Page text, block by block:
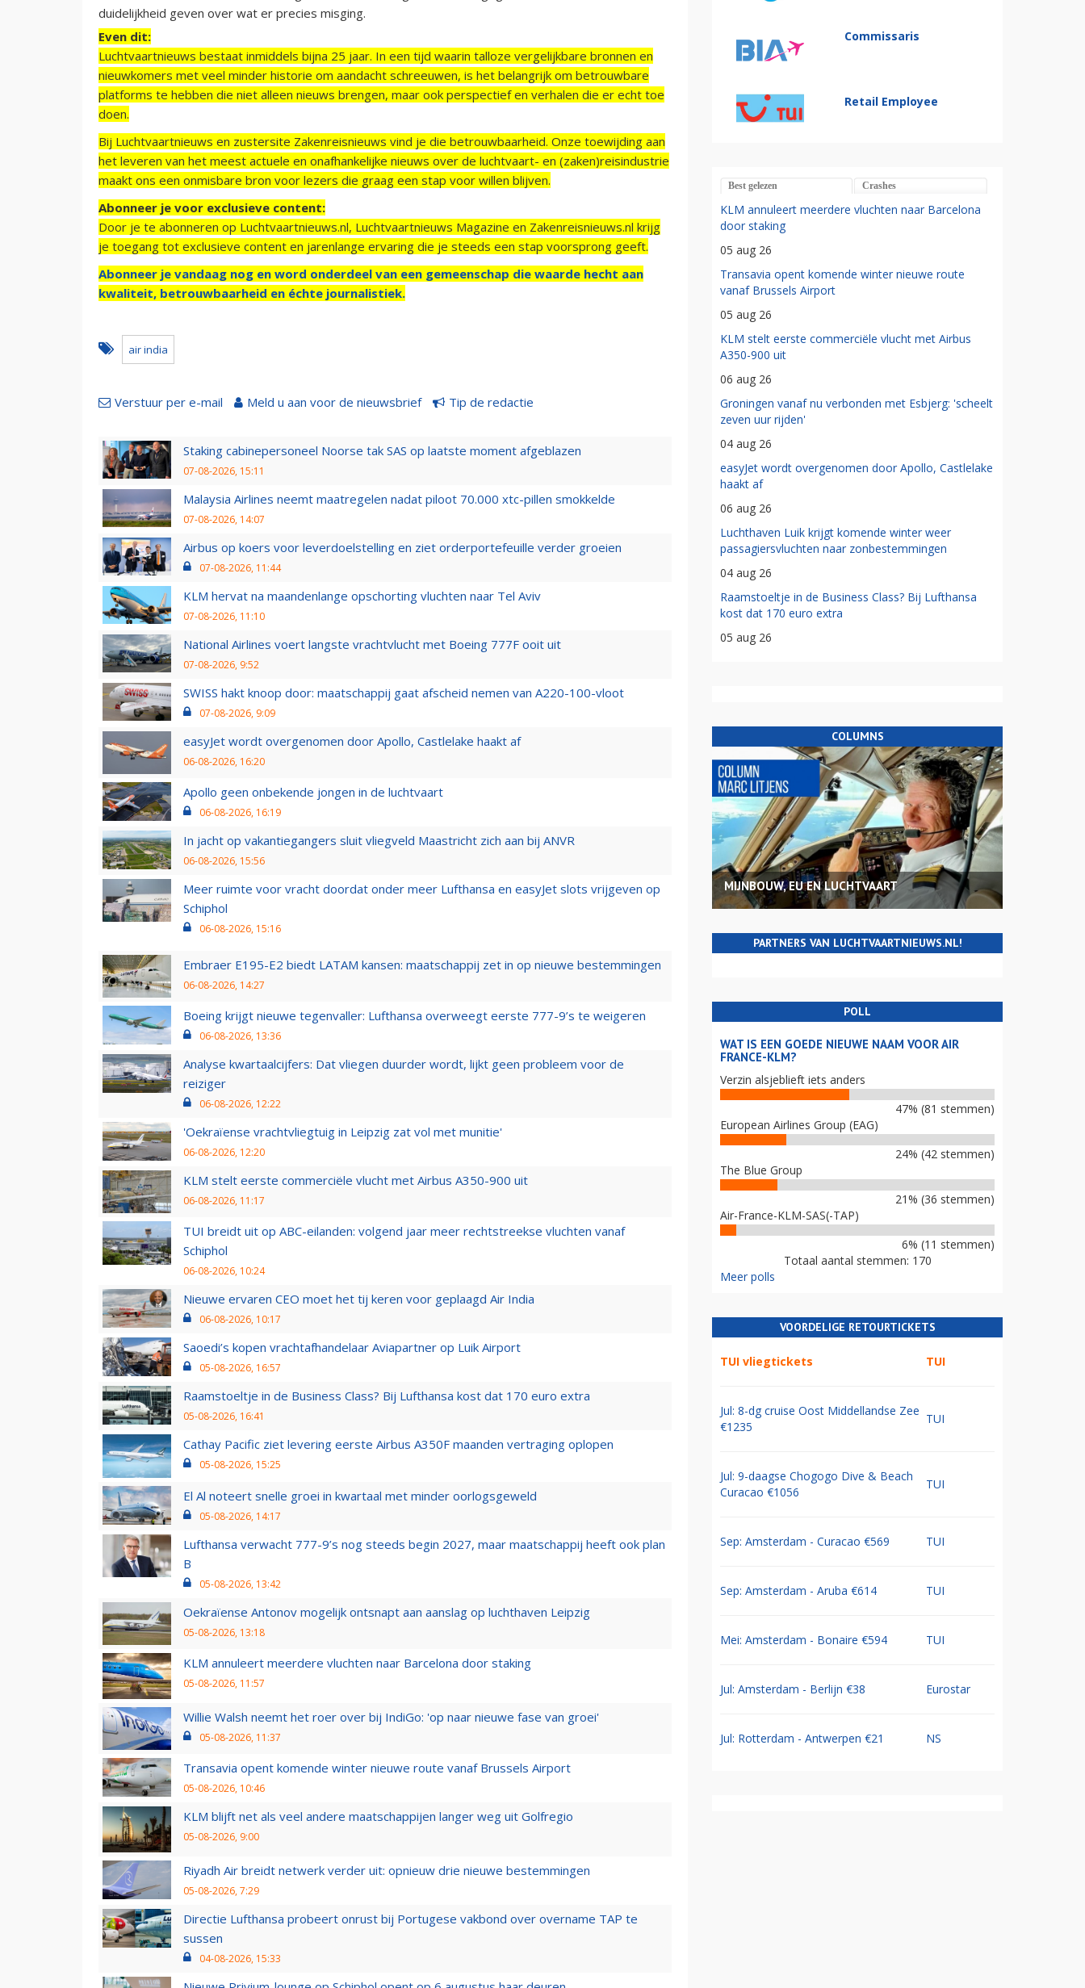
duidelijkheid geven over wat er precies misging.
Even dit:
Luchtvaartnieuws bestaat inmiddels bijna 25 jaar. In een tijd waarin talloze vergelijkbare bronnen en
nieuwkomers met veel minder historie om aandacht schreeuwen, is het belangrijk om betrouwbare
platforms te hebben die niet alleen nieuws brengen, maar ook perspectief en verhalen die er echt toe
doen.
Bij Luchtvaartnieuws en zustersite Zakenreisnieuws vind je die betrouwbaarheid. Onze toewijding aan
het leveren van het meest actuele en onafhankelijke nieuws over de luchtvaart- en (zaken)reisindustrie
maakt ons een onmisbare bron voor lezers die graag een stap voor willen blijven.
Abonneer je voor exclusieve content:
Door je te abonneren op Luchtvaartnieuws.nl, Luchtvaartnieuws Magazine en Zakenreisnieuws.nl krijg
je toegang tot exclusieve content en jarenlange ervaring die je steeds een stap voorsprong geeft.
Abonneer je vandaag nog en word onderdeel van een gemeenschap die waarde hecht aan
kwaliteit, betrouwbaarheid en échte journalistiek.
air india
Verstuur per e-mail Meld u aan voor de nieuwsbrief Tip de redactie
Staking cabinepersoneel Noorse tak SAS op laatste moment afgeblazen
07-08-2026, 15:11
Malaysia Airlines neemt maatregelen nadat piloot 70.000 xtc-pillen smokkelde
07-08-2026, 14:07
Airbus op koers voor leverdoelstelling en ziet orderportefeuille verder groeien
07-08-2026, 11:44
KLM hervat na maandenlange opschorting vluchten naar Tel Aviv
07-08-2026, 11:10
National Airlines voert langste vrachtvlucht met Boeing 777F ooit uit
07-08-2026, 9:52
SWISS hakt knoop door: maatschappij gaat afscheid nemen van A220-100-vloot
07-08-2026, 9:09
easyJet wordt overgenomen door Apollo, Castlelake haakt af
06-08-2026, 16:20
Apollo geen onbekende jongen in de luchtvaart
06-08-2026, 16:19
In jacht op vakantiegangers sluit vliegveld Maastricht zich aan bij ANVR
06-08-2026, 15:56
Meer ruimte voor vracht doordat onder meer Lufthansa en easyJet slots vrijgeven op
Schiphol
06-08-2026, 15:16
Embraer E195-E2 biedt LATAM kansen: maatschappij zet in op nieuwe bestemmingen
06-08-2026, 14:27
Boeing krijgt nieuwe tegenvaller: Lufthansa overweegt eerste 777-9’s te weigeren
06-08-2026, 13:36
Analyse kwartaalcijfers: Dat vliegen duurder wordt, lijkt geen probleem voor de
reiziger
06-08-2026, 12:22
'Oekraïense vrachtvliegtuig in Leipzig zat vol met munitie'
06-08-2026, 12:20
KLM stelt eerste commerciële vlucht met Airbus A350-900 uit
06-08-2026, 11:17
TUI breidt uit op ABC-eilanden: volgend jaar meer rechtstreekse vluchten vanaf
Schiphol
06-08-2026, 10:24
Nieuwe ervaren CEO moet het tij keren voor geplaagd Air India
06-08-2026, 10:17
Saoedi’s kopen vrachtafhandelaar Aviapartner op Luik Airport
05-08-2026, 16:57
Raamstoeltje in de Business Class? Bij Lufthansa kost dat 170 euro extra
05-08-2026, 16:41
Cathay Pacific ziet levering eerste Airbus A350F maanden vertraging oplopen
05-08-2026, 15:25
El Al noteert snelle groei in kwartaal met minder oorlogsgeweld
05-08-2026, 14:17
Lufthansa verwacht 777-9’s nog steeds begin 2027, maar maatschappij heeft ook plan
B
05-08-2026, 13:42
Oekraïense Antonov mogelijk ontsnapt aan aanslag op luchthaven Leipzig
05-08-2026, 13:18
KLM annuleert meerdere vluchten naar Barcelona door staking
05-08-2026, 11:57
Willie Walsh neemt het roer over bij IndiGo: 'op naar nieuwe fase van groei'
05-08-2026, 11:37
Transavia opent komende winter nieuwe route vanaf Brussels Airport
05-08-2026, 10:46
KLM blijft net als veel andere maatschappijen langer weg uit Golfregio
05-08-2026, 9:00
Riyadh Air breidt netwerk verder uit: opnieuw drie nieuwe bestemmingen
05-08-2026, 7:29
Directie Lufthansa probeert onrust bij Portugese vakbond over overname TAP te
sussen
04-08-2026, 15:33
Commissaris
Retail Employee
Best gelezen Crashes
KLM annuleert meerdere vluchten naar Barcelona
door staking
05 aug 26
Transavia opent komende winter nieuwe route
vanaf Brussels Airport
05 aug 26
KLM stelt eerste commerciële vlucht met Airbus
A350-900 uit
06 aug 26
Groningen vanaf nu verbonden met Esbjerg: 'scheelt
zeven uur rijden'
04 aug 26
easyJet wordt overgenomen door Apollo, Castlelake
haakt af
06 aug 26
Luchthaven Luik krijgt komende winter weer
passagiersvluchten naar zonbestemmingen
04 aug 26
Raamstoeltje in de Business Class? Bij Lufthansa
kost dat 170 euro extra
05 aug 26
COLUMNS
MIJNBOUW, EU EN LUCHTVAART
PARTNERS VAN LUCHTVAARTNIEUWS.NL!
POLL
WAT IS EEN GOEDE NIEUWE NAAM VOOR AIR
FRANCE-KLM?
Verzin alsjeblieft iets anders
47% (81 stemmen)
European Airlines Group (EAG)
24% (42 stemmen)
The Blue Group
21% (36 stemmen)
Air-France-KLM-SAS(-TAP)
6% (11 stemmen)
Totaal aantal stemmen: 170
Meer polls
VOORDELIGE RETOURTICKETS
TUI vliegtickets TUI
Jul: 8-dg cruise Oost Middellandse Zee
€1235
TUI
Jul: 9-daagse Chogogo Dive & Beach
Curacao €1056
TUI
Sep: Amsterdam - Curacao €569 TUI
Sep: Amsterdam - Aruba €614 TUI
Mei: Amsterdam - Bonaire €594 TUI
Jul: Amsterdam - Berlijn €38 Eurostar
Jul: Rotterdam - Antwerpen €21 NS